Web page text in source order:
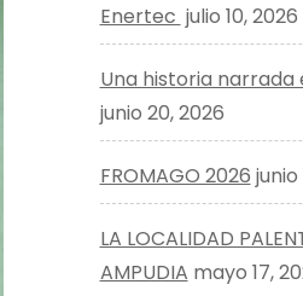
Enertec julio 10, 2026
Una historia narrada
junio 20, 2026
FROMAGO 2026 junio
LA LOCALIDAD
AMPUDIA mayo 17,